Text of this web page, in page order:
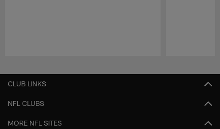
CLUB LINKS
NFL CLUBS
MORE NFL SITES